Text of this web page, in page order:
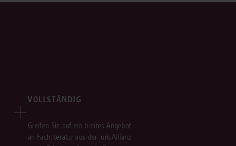
VOLLSTÄNDIG
Greifen Sie auf ein breites Angebot
an Fachliteratur aus der jurisAllianz